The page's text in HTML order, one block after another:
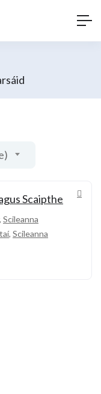
Scaipthe
, Scileanna
, Scileanna